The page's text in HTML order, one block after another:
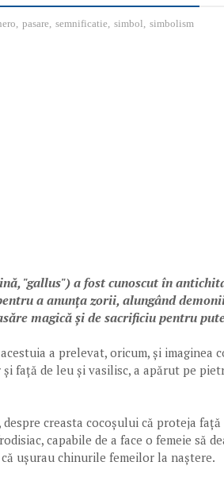
, pasare, semnificatie, simbol, simbolism
"gallus") a fost cunoscut în
a anunța zorii, alungând
magică și de sacrificiu pentru
a prelevat, oricum, și imaginea
față de leu și vasilisc, a apărut pe
despre creasta cocoșului că proteja
capabile de a face o femeie să
că ușurau chinurile